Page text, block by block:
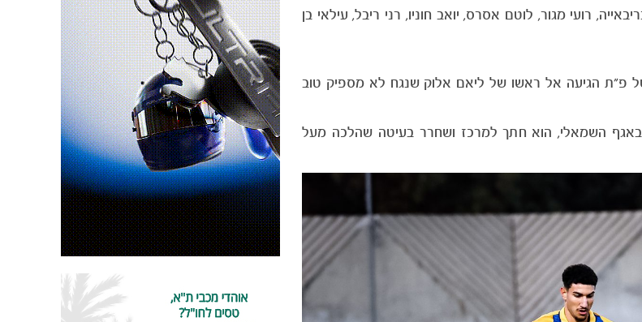
רועי מגור, לוטם אסרס, יואב חוניו, רני ריבל, עילאי בן
בדקה ה-6 הרמה מהאגף הימני של פ״ת הגיעה אל ראשו של ליאם אלוק שנגח לא מספיק טוב
באגף השמאלי, הוא חתך למרכז ושחרר בעיטה שהלכה מעל